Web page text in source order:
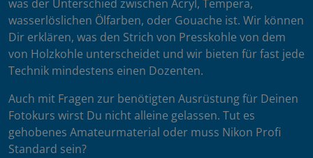
was der Unterschied zwischen Acryl, Tempera,
wasserlöslichen Ölfarben, oder Gouache ist. Wir können
Dir erklären, was den Strich von Presskohle von dem
von Holzkohle unterscheidet und wir bieten für fast jede
Technik mindestens einen Dozenten.
Auch mit Fragen zur benötigten Ausrüstung für Deinen
Fotokurs wirst Du nicht alleine gelassen. Tut es
gehobenes Amateurmaterial oder muss Nikon Profi
Standard sein?